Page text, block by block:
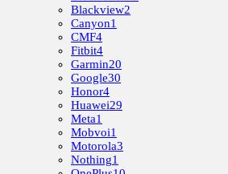
Blackview2
Canyon1
CMF4
Fitbit4
Garmin20
Google30
Honor4
Huawei29
Meta1
Mobvoi1
Motorola3
Nothing1